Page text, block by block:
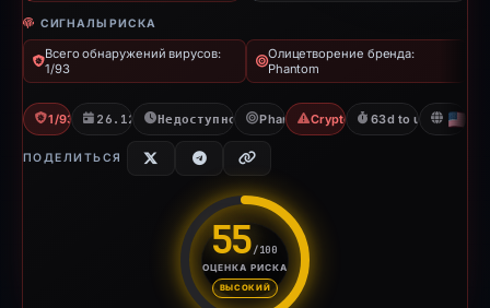
СИГНАЛЫ РИСКА
Всего обнаружений вирусов:
1/93
Олицетворение бренда:
Phantom
1/93 VT 26.12.2025Недоступно с 06.06.2026
PhantomCrypto Scam63d to unavailable
ПОДЕЛИТЬСЯ
55/100
ОЦЕНКА РИСКА
ВЫСОКИЙ
Оценка риска: 55 из 100.